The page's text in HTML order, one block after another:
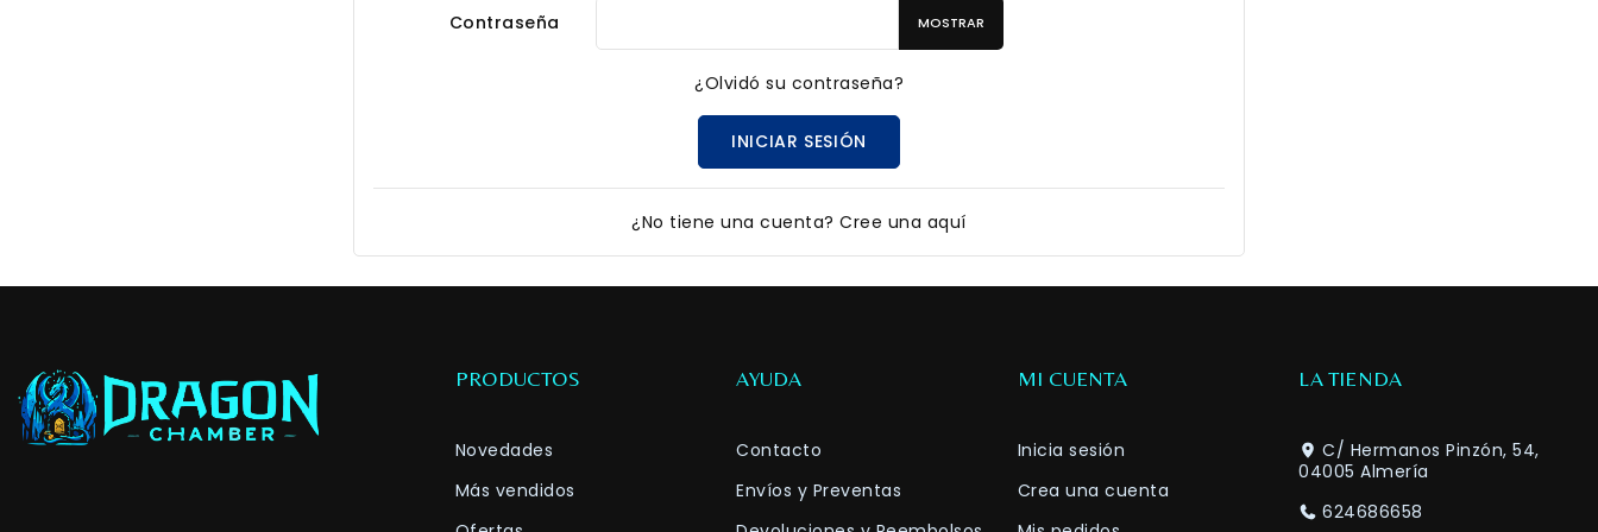
Contraseña MOSTRAR
¿Olvidó su contraseña?
INICIAR SESIÓN
¿No tiene una cuenta? Cree una aquí
PRODUCTOS
Novedades
Más vendidos
AYUDA
Contacto
Envíos y Preventas
MI CUENTA
Inicia sesión
Crea una cuenta
LA TIENDA
C/ Hermanos Pinzón, 54,
04005 Almería
624686658